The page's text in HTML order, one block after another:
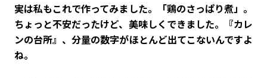
――実は私もこれで作ってみました。「鶏のさっぱり煮」。
ちょっと不安だったけど、美味しくできました。『カレ
ンの台所』、分量の数字がほとんど出てこないんですよ
ね。